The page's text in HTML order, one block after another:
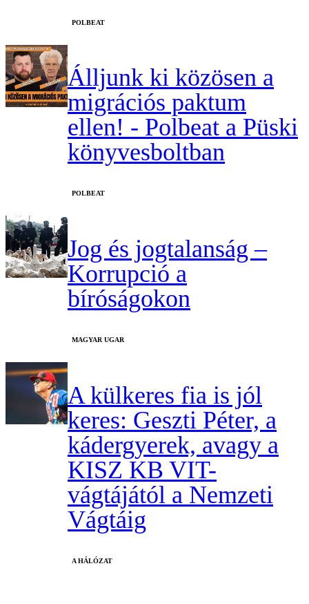
‎POLBEAT
Álljunk ki közösen a
migrációs paktum
ellen! - Polbeat a Püski
könyvesboltban
‎POLBEAT
Jog és jogtalanság –
Korrupció a
bíróságokon
MAGYAR UGAR
A külkeres fia is jól
keres: Geszti Péter, a
kádergyerek, avagy a
KISZ KB VIT-
vágtájától a Nemzeti
Vágtáig
A HÁLÓZAT